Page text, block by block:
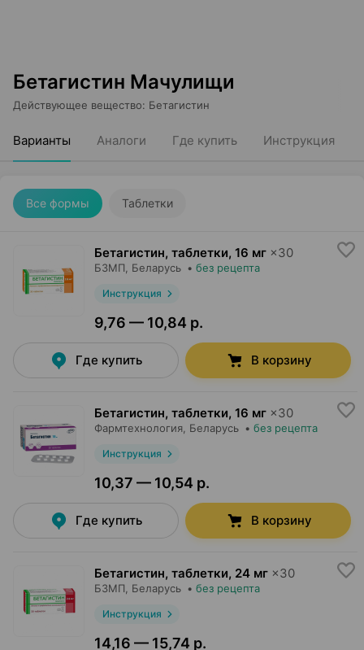
Бетагистин Мачулищи
Действующее вещество: Бетагистин
Варианты Аналоги Где купить Инструкция
Все формы Таблетки
Бетагистин, таблетки, 16 мг ×30
БЗМП , Беларусь • без рецепта
Инструкция
9,76 — 10,84 р.
Где купить В корзину
Бетагистин, таблетки, 16 мг ×30
Фармтехнология , Беларусь • без рецепта
Инструкция
10,37 — 10,54 р.
Где купить В корзину
Бетагистин, таблетки, 24 мг ×30
БЗМП , Беларусь • без рецепта
Инструкция
14,16 — 15,74 р.